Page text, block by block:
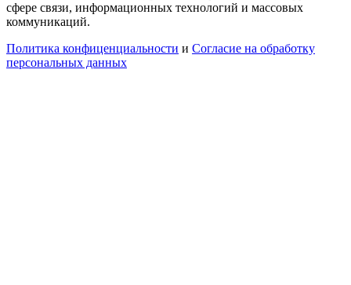
сфере связи, информационных технологий и массовых
коммуникаций.
Политика конфиценциальности и Согласие на обработку
персональных данных